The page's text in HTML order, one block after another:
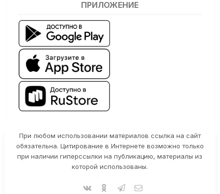
ПРИЛОЖЕНИЕ
При любом использовании материалов ссылка на сайт
обязательна. Цитирование в Интернете возможно только
при наличии гиперссылки на публикацию, материалы из
которой использованы.